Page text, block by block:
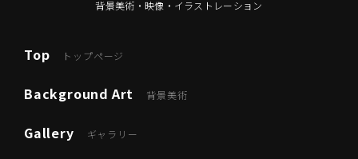
背景美術・映像・イラストレーション
Top トップページ
Background Art 背景美術
Gallery ギャラリー